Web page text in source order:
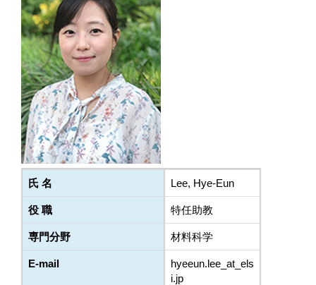
氏 名 Lee, Hye-Eun
役 職 特任助教
専門分野 材料科学
E-mail
hyeeun.lee_at_els
i.jp